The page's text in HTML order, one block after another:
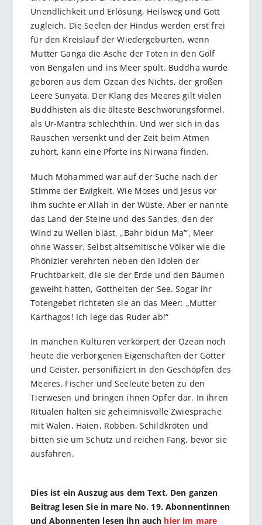
Unendlichkeit und Erlösung, Heilsweg und Gott
zugleich. Die Seelen der Hindus werden erst frei
für den Kreislauf der Wiedergeburten, wenn
Mutter Ganga die Asche der Toten in den Golf
von Bengalen und ins Meer spült. Buddha wurde
geboren aus dem Ozean des Nichts, der großen
Leere Sunyata. Der Klang des Meeres gilt vielen
Buddhisten als die älteste Beschwörungsformel,
als Ur-Mantra schlechthin. Und wer sich in das
Rauschen versenkt und der Zeit beim Atmen
zuhört, kann eine Pforte ins Nirwana finden.
Much Mohammed war auf der Suche nach der
Stimme der Ewigkeit. Wie Moses und Jesus vor
ihm suchte er Allah in der Wüste. Aber er nannte
das Land der Steine und des Sandes, den der
Wind zu Wellen bläst, „Bahr bidun Ma’“, Meer
ohne Wasser. Selbst altsemitische Völker wie die
Phönizier verehrten neben den Idolen der
Fruchtbarkeit, die sie der Erde und den Bäumen
geweiht hatten, Gottheiten der See. Sogar ihr
Totengebet richteten sie an das Meer: „Mutter
Karthagos! Ich lege das Ruder ab!“
In manchen Kulturen verkörpert der Ozean noch
heute die verborgenen Eigenschaften der Götter
und Geister, personifiziert in den Geschöpfen des
Meeres. Fischer und Seeleute beten zu den
Tierwesen und bringen ihnen Opfer dar. In ihren
Ritualen halten sie geheimnisvolle Zwiesprache
mit Walen, Haien, Robben, Schildkröten und
bitten sie um Schutz und reichen Fang, bevor sie
ausfahren.
Dies ist ein Auszug aus dem Text. Den ganzen
Beitrag lesen Sie in mare No. 19. Abonnentinnen
und Abonnenten lesen ihn auch hier im mare